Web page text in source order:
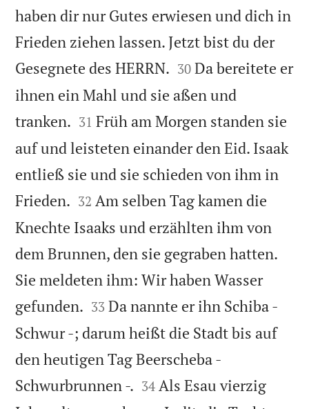
haben dir nur Gutes erwiesen und dich in
Frieden ziehen lassen. Jetzt bist du der
Gesegnete des HERRN. 

30 Da bereitete er
ihnen ein Mahl und sie aßen und
tranken. 

31 Früh am Morgen standen sie
auf und leisteten einander den Eid. Isaak
entließ sie und sie schieden von ihm in
Frieden. 

32 Am selben Tag kamen die
Knechte Isaaks und erzählten ihm von
dem Brunnen, den sie gegraben hatten.
Sie meldeten ihm: Wir haben Wasser
gefunden. 

33 Da nannte er ihn Schiba -
Schwur -; darum heißt die Stadt bis auf
den heutigen Tag Beerscheba -
Schwurbrunnen -. 

34 Als Esau vierzig